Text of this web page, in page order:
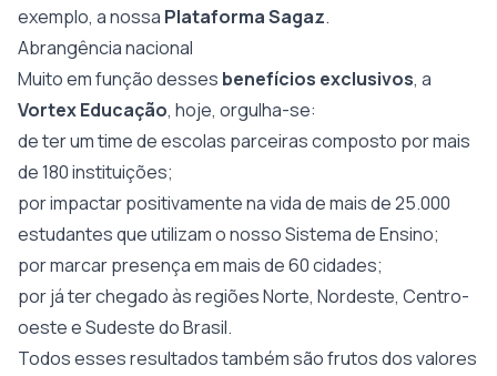
exemplo, a nossa Plataforma Sagaz.
Abrangência nacional
Muito em função desses benefícios exclusivos, a
Vortex Educação, hoje, orgulha-se:
de ter um time de escolas parceiras composto por mais
de 180 instituições;
por impactar positivamente na vida de mais de 25.000
estudantes que utilizam o nosso Sistema de Ensino;
por marcar presença em mais de 60 cidades;
por já ter chegado às regiões Norte, Nordeste, Centro-
oeste e Sudeste do Brasil.
Todos esses resultados também são frutos dos valores